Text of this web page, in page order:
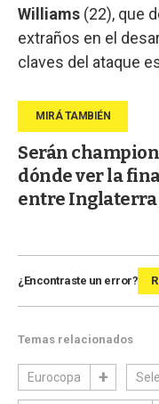
Williams (22), que
extraños en el
claves del ataque
Serán
dónde ver la
entre Inglaterra
¿Encontraste un error?
Temas relacionados
Eurocopa